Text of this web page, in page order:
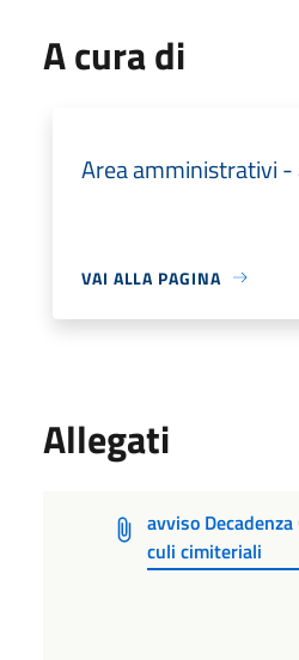
A cura di
Area amministrativi
VAI ALLA PAGINA
Allegati
avviso
culi cimiteriali